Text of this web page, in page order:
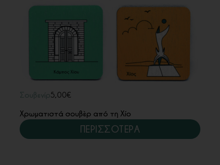
5,00€
Χρωματιστά σουβέρ από τη Χίο
ΠΕΡΙΣΣΟΤΕΡΑ